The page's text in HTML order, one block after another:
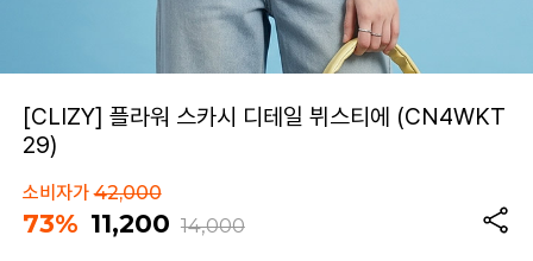
[CLIZY] 플라워 스카시 디테일 뷔스티에 (CN4WKT
29)
소비자가42,000
73% 11,200 14,000